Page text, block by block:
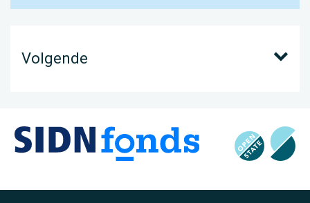
Volgende